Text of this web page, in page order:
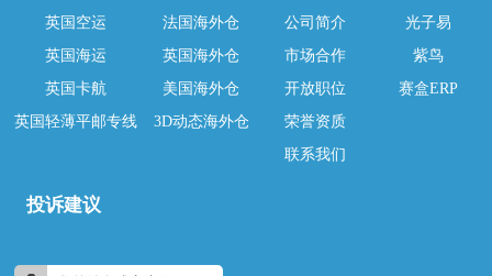
英国空运
英国海运
英国卡航
英国轻薄平邮专线
法国海外仓
英国海外仓
美国海外仓
3D动态海外仓
公司简介
市场合作
开放职位
荣誉资质
联系我们
光子易
紫鸟
赛盒ERP
投诉建议